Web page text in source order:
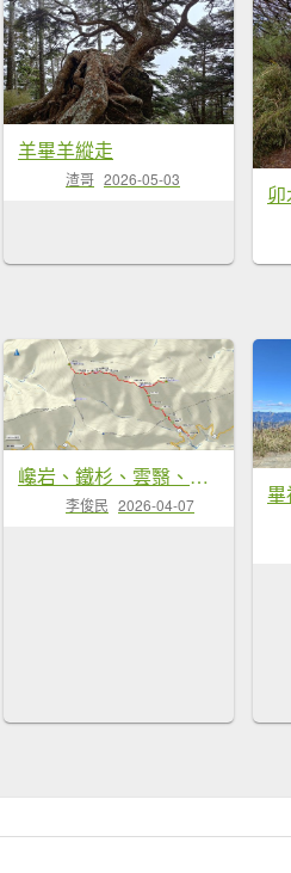
羊畢羊縱走
渣哥 2026-05-03
巉岩、鐵杉、雲翳、凜天之羊畢羊鋸山連峰
李俊民 2026-04-07